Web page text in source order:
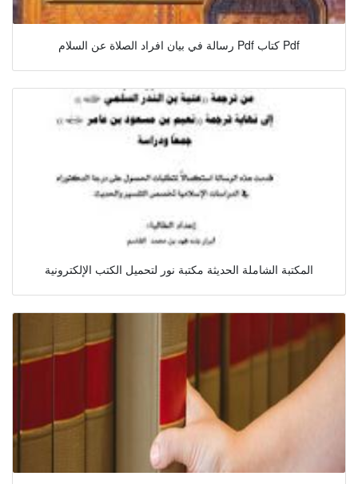
رسالة في بيان افراد الصلاة عن السلام Pdf كتاب Pdf
المكتبة الشاملة الحديثة مكتبة نور لتحميل الكتب الإلكترونية